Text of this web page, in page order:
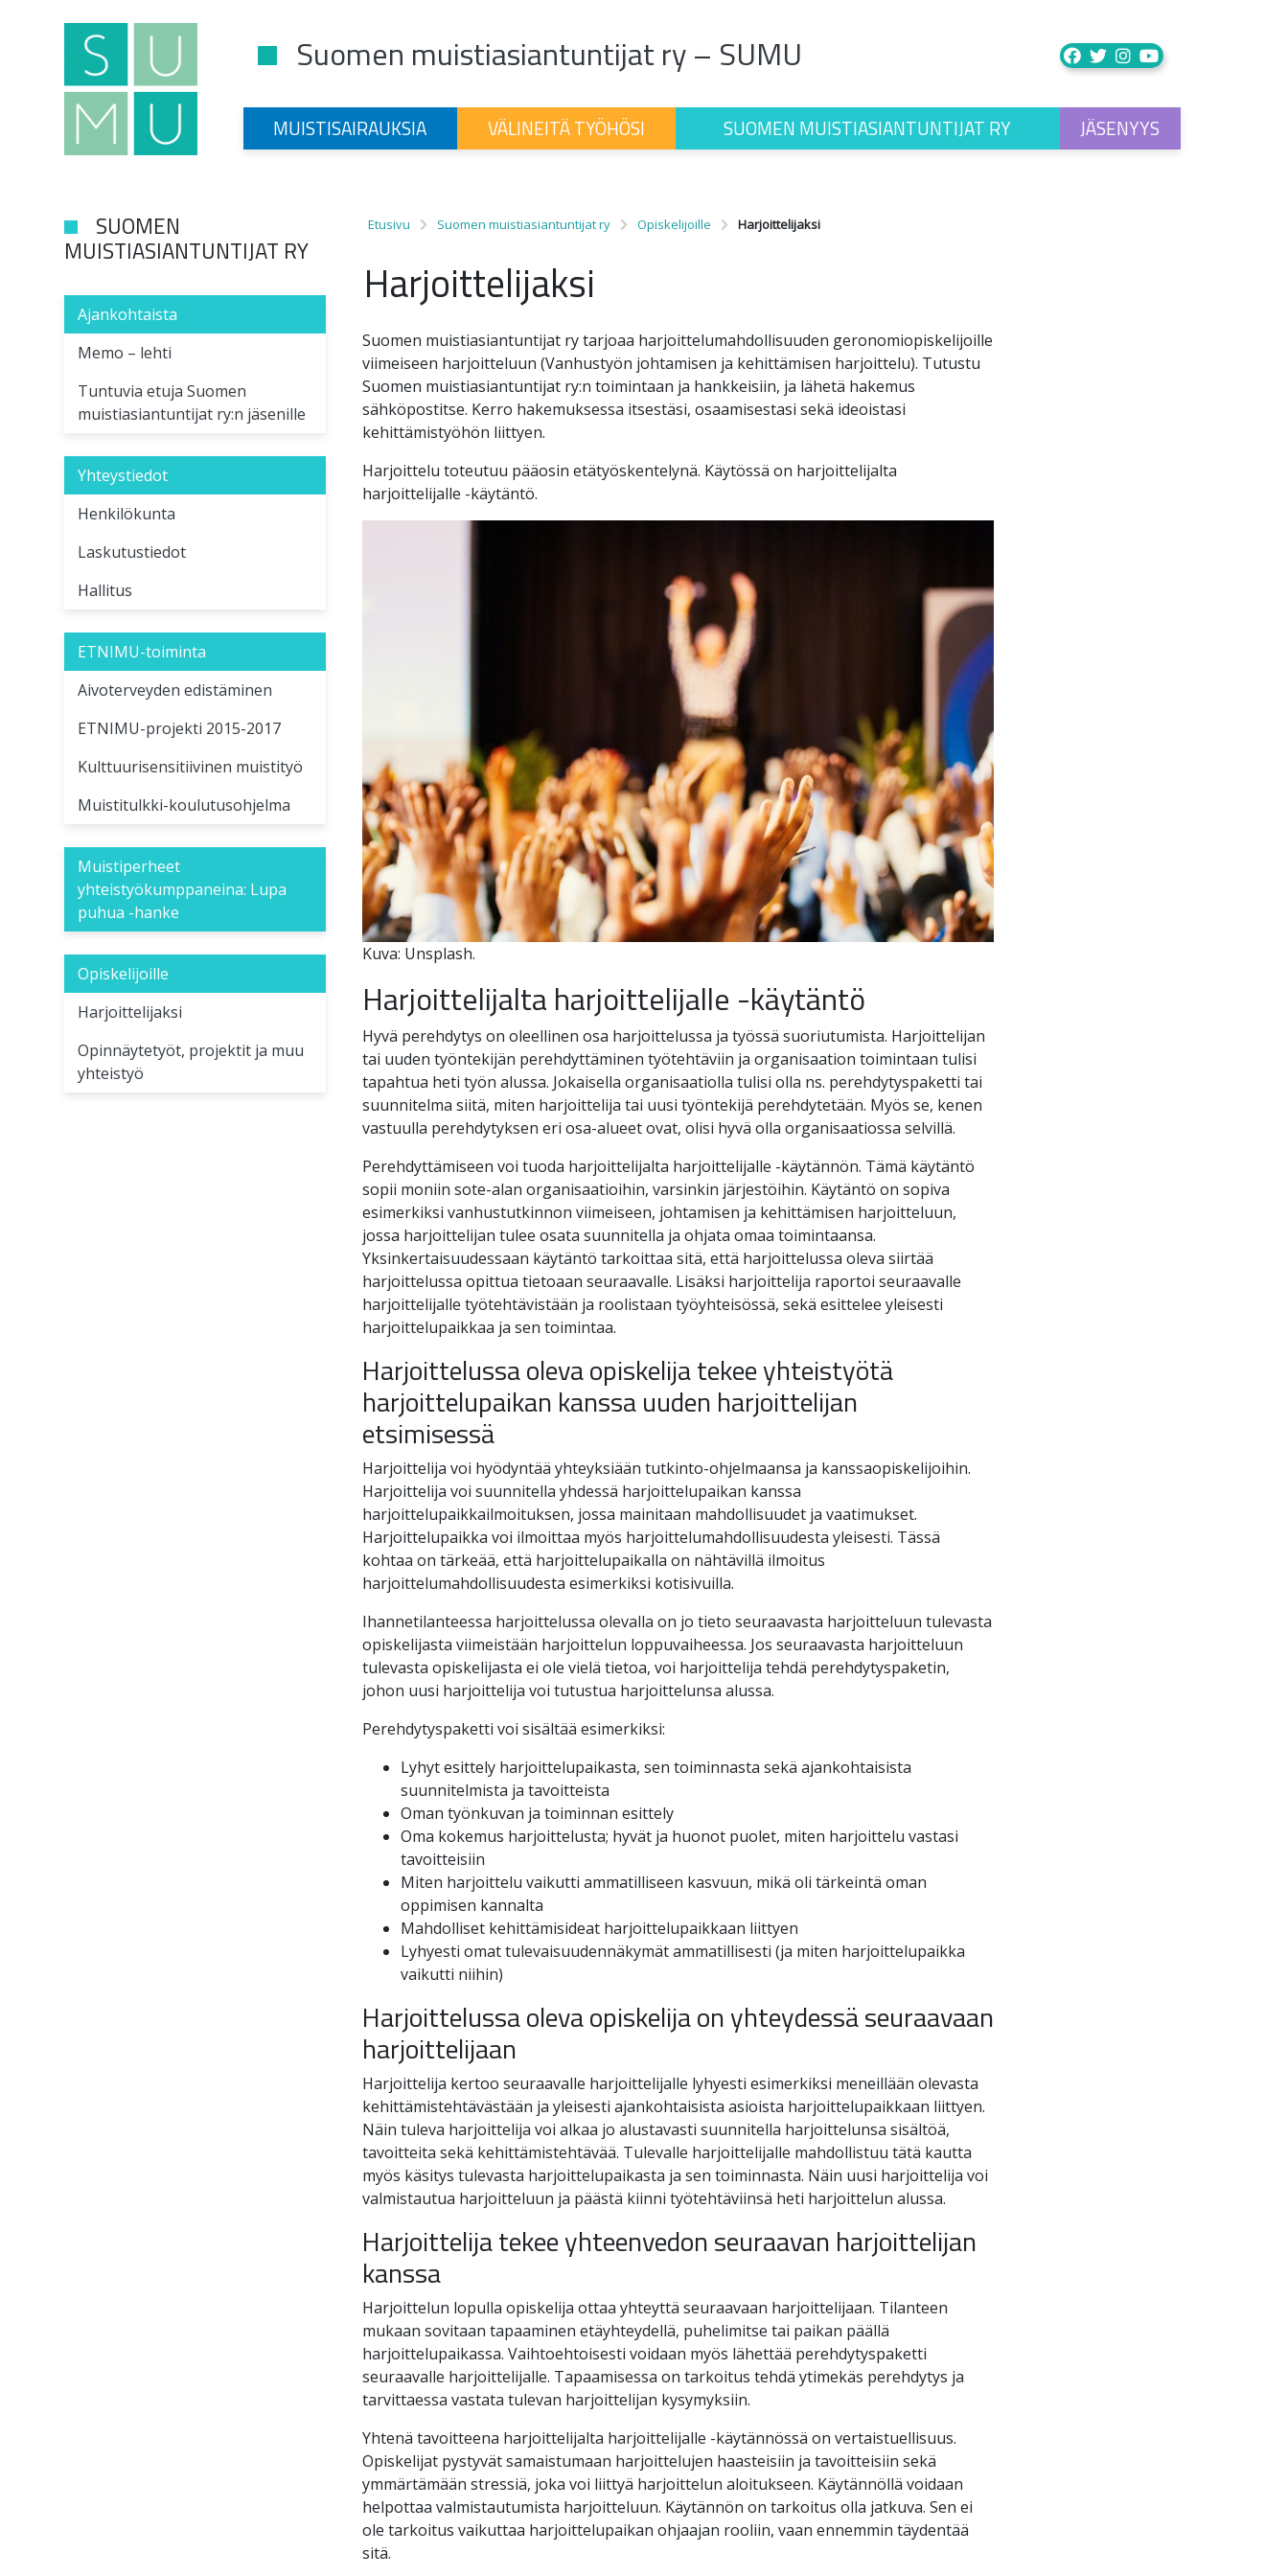
Main Navigation
Suomen muistiasiantuntijat ry – SUMU
MUISTISAIRAUKSIA VÄLINEITÄ TYÖHÖSI SUOMEN MUISTIASIANTUNTIJAT RY JÄSENYYS
SUOMEN
MUISTIASIANTUNTIJAT RY
Ajankohtaista
Memo – lehti
Tuntuvia etuja Suomen
muistiasiantuntijat ry:n jäsenille
Yhteystiedot
Henkilökunta
Laskutustiedot
Hallitus
ETNIMU-toiminta
Aivoterveyden edistäminen
ETNIMU-projekti 2015-2017
Kulttuurisensitiivinen muistityö
Muistitulkki-koulutusohjelma
Muistiperheet
yhteistyökumppaneina: Lupa
puhua -hanke
Opiskelijoille
Harjoittelijaksi
Opinnäytetyöt, projektit ja muu
yhteistyö
Etusivu Suomen muistiasiantuntijat ry Opiskelijoille Harjoittelijaksi
Harjoittelijaksi
Suomen muistiasiantuntijat ry tarjoaa harjoittelumahdollisuuden geronomiopiskelijoille
viimeiseen harjoitteluun (Vanhustyön johtamisen ja kehittämisen harjoittelu). Tutustu
Suomen muistiasiantuntijat ry:n toimintaan ja hankkeisiin, ja lähetä hakemus
sähköpostitse. Kerro hakemuksessa itsestäsi, osaamisestasi sekä ideoistasi
kehittämistyöhön liittyen.
Harjoittelu toteutuu pääosin etätyöskentelynä. Käytössä on harjoittelijalta
harjoittelijalle -käytäntö.
Kuva: Unsplash.
Harjoittelijalta harjoittelijalle -käytäntö
Hyvä perehdytys on oleellinen osa harjoittelussa ja työssä suoriutumista. Harjoittelijan
tai uuden työntekijän perehdyttäminen työtehtäviin ja organisaation toimintaan tulisi
tapahtua heti työn alussa. Jokaisella organisaatiolla tulisi olla ns. perehdytyspaketti tai
suunnitelma siitä, miten harjoittelija tai uusi työntekijä perehdytetään. Myös se, kenen
vastuulla perehdytyksen eri osa-alueet ovat, olisi hyvä olla organisaatiossa selvillä.
Perehdyttämiseen voi tuoda harjoittelijalta harjoittelijalle -käytännön. Tämä käytäntö
sopii moniin sote-alan organisaatioihin, varsinkin järjestöihin. Käytäntö on sopiva
esimerkiksi vanhustutkinnon viimeiseen, johtamisen ja kehittämisen harjoitteluun,
jossa harjoittelijan tulee osata suunnitella ja ohjata omaa toimintaansa.
Yksinkertaisuudessaan käytäntö tarkoittaa sitä, että harjoittelussa oleva siirtää
harjoittelussa opittua tietoaan seuraavalle. Lisäksi harjoittelija raportoi seuraavalle
harjoittelijalle työtehtävistään ja roolistaan työyhteisössä, sekä esittelee yleisesti
harjoittelupaikkaa ja sen toimintaa.
Harjoittelussa oleva opiskelija tekee yhteistyötä
harjoittelupaikan kanssa uuden harjoittelijan
etsimisessä
Harjoittelija voi hyödyntää yhteyksiään tutkinto-ohjelmaansa ja kanssaopiskelijoihin.
Harjoittelija voi suunnitella yhdessä harjoittelupaikan kanssa
harjoittelupaikkailmoituksen, jossa mainitaan mahdollisuudet ja vaatimukset.
Harjoittelupaikka voi ilmoittaa myös harjoittelumahdollisuudesta yleisesti. Tässä
kohtaa on tärkeää, että harjoittelupaikalla on nähtävillä ilmoitus
harjoittelumahdollisuudesta esimerkiksi kotisivuilla.
Ihannetilanteessa harjoittelussa olevalla on jo tieto seuraavasta harjoitteluun tulevasta
opiskelijasta viimeistään harjoittelun loppuvaiheessa. Jos seuraavasta harjoitteluun
tulevasta opiskelijasta ei ole vielä tietoa, voi harjoittelija tehdä perehdytyspaketin,
johon uusi harjoittelija voi tutustua harjoittelunsa alussa.
Perehdytyspaketti voi sisältää esimerkiksi:
Lyhyt esittely harjoittelupaikasta, sen toiminnasta sekä ajankohtaisista
suunnitelmista ja tavoitteista
Oman työnkuvan ja toiminnan esittely
Oma kokemus harjoittelusta; hyvät ja huonot puolet, miten harjoittelu vastasi
tavoitteisiin
Miten harjoittelu vaikutti ammatilliseen kasvuun, mikä oli tärkeintä oman
oppimisen kannalta
Mahdolliset kehittämisideat harjoittelupaikkaan liittyen
Lyhyesti omat tulevaisuudennäkymät ammatillisesti (ja miten harjoittelupaikka
vaikutti niihin)
Harjoittelussa oleva opiskelija on yhteydessä seuraavaan
harjoittelijaan
Harjoittelija kertoo seuraavalle harjoittelijalle lyhyesti esimerkiksi meneillään olevasta
kehittämistehtävästään ja yleisesti ajankohtaisista asioista harjoittelupaikkaan liittyen.
Näin tuleva harjoittelija voi alkaa jo alustavasti suunnitella harjoittelunsa sisältöä,
tavoitteita sekä kehittämistehtävää. Tulevalle harjoittelijalle mahdollistuu tätä kautta
myös käsitys tulevasta harjoittelupaikasta ja sen toiminnasta. Näin uusi harjoittelija voi
valmistautua harjoitteluun ja päästä kiinni työtehtäviinsä heti harjoittelun alussa.
Harjoittelija tekee yhteenvedon seuraavan harjoittelijan
kanssa
Harjoittelun lopulla opiskelija ottaa yhteyttä seuraavaan harjoittelijaan. Tilanteen
mukaan sovitaan tapaaminen etäyhteydellä, puhelimitse tai paikan päällä
harjoittelupaikassa. Vaihtoehtoisesti voidaan myös lähettää perehdytyspaketti
seuraavalle harjoittelijalle. Tapaamisessa on tarkoitus tehdä ytimekäs perehdytys ja
tarvittaessa vastata tulevan harjoittelijan kysymyksiin.
Yhtenä tavoitteena harjoittelijalta harjoittelijalle -käytännössä on vertaistuellisuus.
Opiskelijat pystyvät samaistumaan harjoittelujen haasteisiin ja tavoitteisiin sekä
ymmärtämään stressiä, joka voi liittyä harjoittelun aloitukseen. Käytännöllä voidaan
helpottaa valmistautumista harjoitteluun. Käytännön on tarkoitus olla jatkuva. Sen ei
ole tarkoitus vaikuttaa harjoittelupaikan ohjaajan rooliin, vaan ennemmin täydentää
sitä.